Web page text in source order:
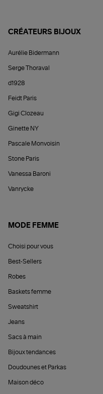
CRÉATEURS BIJOUX
Aurélie Bidermann
Serge Thoraval
d1928
Feidt Paris
Gigi Clozeau
Ginette NY
Pascale Monvoisin
Stone Paris
Vanessa Baroni
Vanrycke
MODE FEMME
Choisi pour vous
Best-Sellers
Robes
Baskets femme
Sweatshirt
Jeans
Sacs à main
Bijoux tendances
Doudounes et Parkas
Maison déco